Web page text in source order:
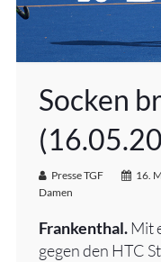
Socken
Presse TGF 16.
Damen
Frankenthal.Mit
gegen den HTC